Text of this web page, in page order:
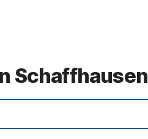
Schaffhausen